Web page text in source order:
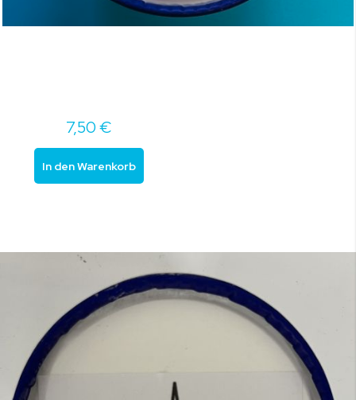
7,50 €
In den Warenkorb